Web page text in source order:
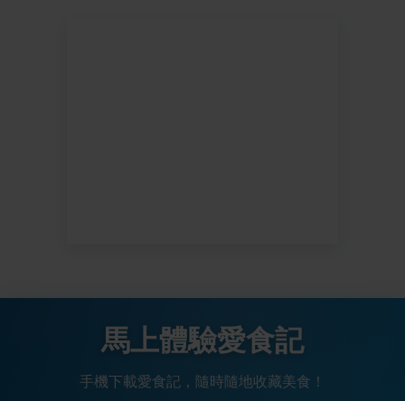
馬上體驗愛食記
手機下載愛食記，隨時隨地收藏美食！